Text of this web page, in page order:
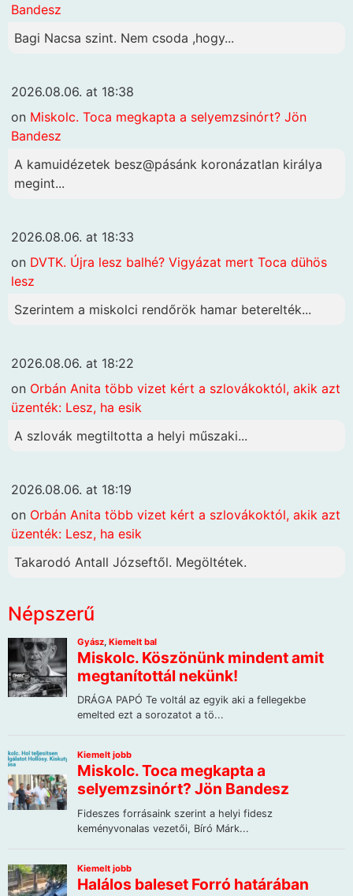
Bandesz
Bagi Nacsa szint. Nem csoda ,hogy...
2026.08.06. at 18:38
on Miskolc. Toca megkapta a selyemzsinórt? Jön
Bandesz
A kamuidézetek besz@pásánk koronázatlan királya
megint...
2026.08.06. at 18:33
on DVTK. Újra lesz balhé? Vigyázat mert Toca dühös
lesz
Szerintem a miskolci rendőrök hamar beterelték...
2026.08.06. at 18:22
on Orbán Anita több vizet kért a szlovákoktól, akik azt
üzenték: Lesz, ha esik
A szlovák megtiltotta a helyi műszaki...
2026.08.06. at 18:19
on Orbán Anita több vizet kért a szlovákoktól, akik azt
üzenték: Lesz, ha esik
Takarodó Antall Józseftől. Megöltétek.
Népszerű